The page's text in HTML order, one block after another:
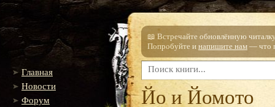
Главная
Новости
Форум
📖 Встречайте обновлённую
Попробуйте и напишите нам — что
Йо и Йомото